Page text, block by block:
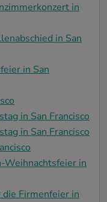
in
in San
in San
in San Francisco
in San Francisco
Weihnachtsfeier in
Firmenfeier in